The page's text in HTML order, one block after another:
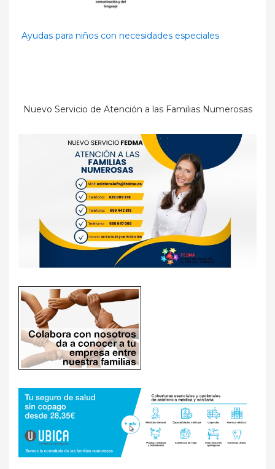
Ayudas para niños con necesidades especiales
Nuevo Servicio de Atención a las Familias Numerosas